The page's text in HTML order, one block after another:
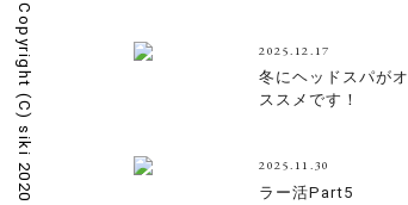
2025.12.17
冬にヘッドスパがオ
ススメです！
2025.11.30
ラー活Part5
Copyright (C)